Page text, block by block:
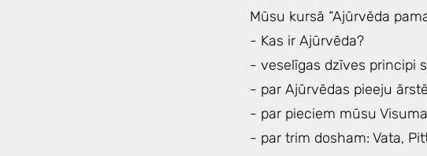
Mūsu kursā “Ajūrvēda
- Kas ir Ajūrvēda?
- veselīgas dzīves principi
- par Ajūrvēdas pieeju
- par pieciem mūsu
- par trim dosham: Vata,